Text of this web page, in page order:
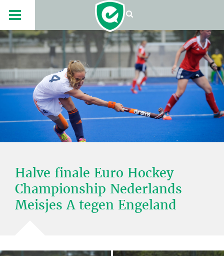
Halve finale Euro Hockey
Championship Nederlands
Meisjes A tegen Engeland